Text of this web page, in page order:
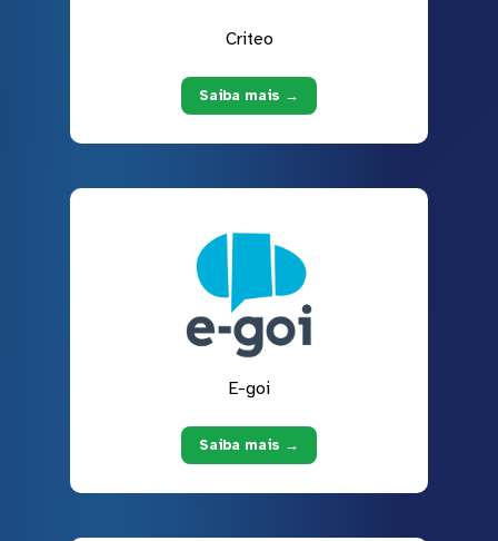
Criteo
Saiba mais →
E-goi
Saiba mais →